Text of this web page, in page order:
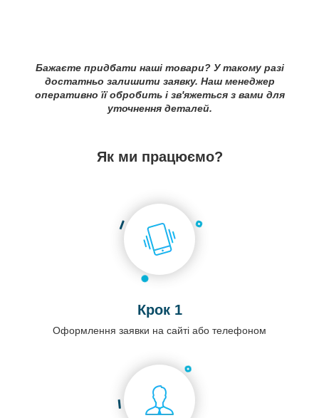
Бажаєте придбати наші товари? У такому разі
достатньо залишити заявку. Наш менеджер
оперативно її обробить і зв'яжеться з вами для
уточнення деталей.
Як ми працюємо?
Крок 1
Оформлення заявки на сайті або телефоном